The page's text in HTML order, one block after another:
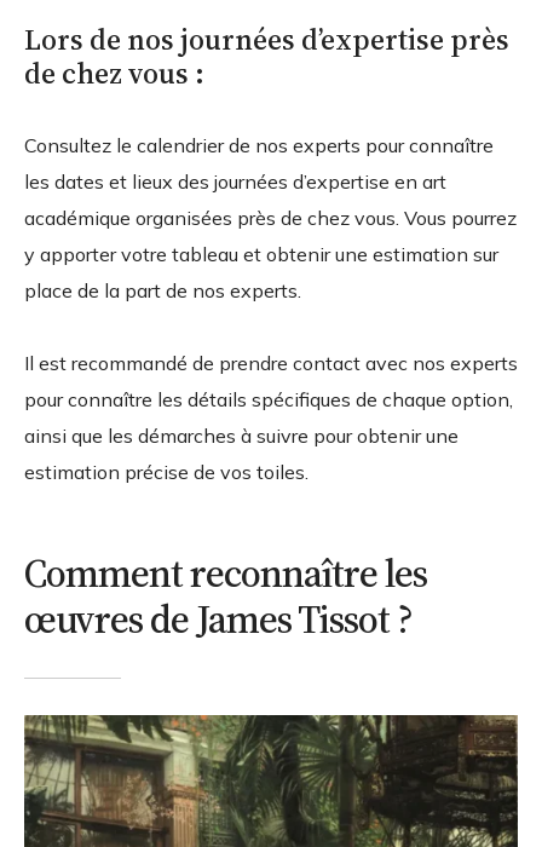
Lors de nos journées d’expertise près
de chez vous :
Consultez le calendrier de nos experts pour connaître
les dates et lieux des journées d’expertise en art
académique organisées près de chez vous. Vous pourrez
y apporter votre tableau et obtenir une estimation sur
place de la part de nos experts.
Il est recommandé de prendre contact avec nos experts
pour connaître les détails spécifiques de chaque option,
ainsi que les démarches à suivre pour obtenir une
estimation précise de vos toiles.
Comment reconnaître les
œuvres de James Tissot ?